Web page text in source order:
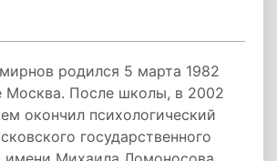
родился 5 марта 1982
Москва. После школы, в 2002
окончил психологический
государственного